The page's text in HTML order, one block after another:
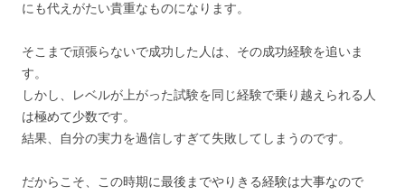
にも代えがたい貴重なものになります。
そこまで頑張らないで成功した人は、その成功経験を追いま
す。
しかし、レベルが上がった試験を同じ経験で乗り越えられる人
は極めて少数です。
結果、自分の実力を過信しすぎて失敗してしまうのです。
だからこそ、この時期に最後までやりきる経験は大事なので